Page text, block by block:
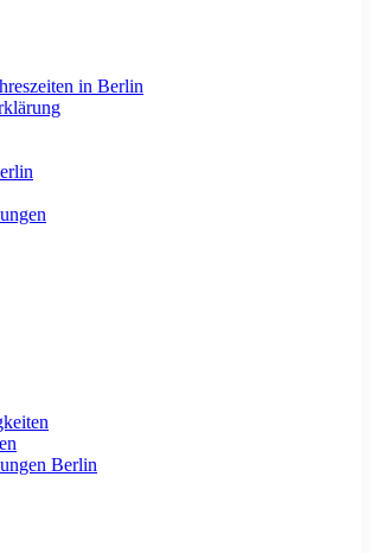
in Berlin
Berlin